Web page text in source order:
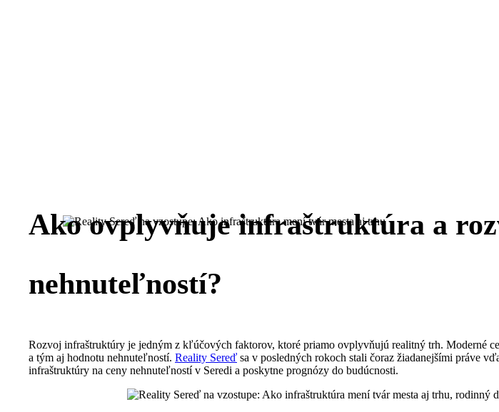
Ako ovplyvňuje infraštruktúra a
nehnuteľností?
Rozvoj infraštruktúry je jedným z kľúčových faktorov, ktoré priamo ovplyvňujú realitný trh. Moderné
a tým aj hodnotu nehnuteľností. Reality Sereď sa v posledných rokoch stali čoraz žiadanejšími práve
infraštruktúry na ceny nehnuteľností v Seredi a poskytne prognózy do budúcnosti.